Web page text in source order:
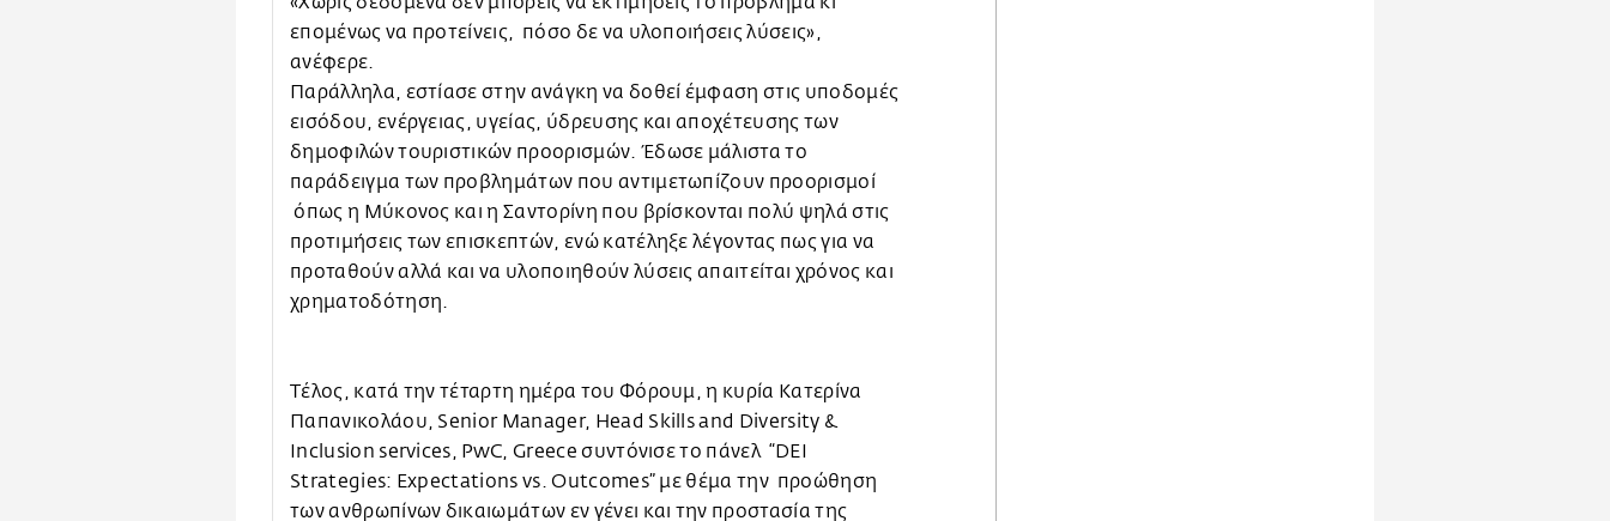
επομένως να προτείνεις, πόσο δε να υλοποιήσεις λύσεις»,
ανέφερε.
Παράλληλα, εστίασε στην ανάγκη να δοθεί έμφαση στις υποδομές
εισόδου, ενέργειας, υγείας, ύδρευσης και αποχέτευσης των
δημοφιλών τουριστικών προορισμών. Έδωσε μάλιστα το
παράδειγμα των προβλημάτων που αντιμετωπίζουν προορισμοί
όπως η Μύκονος και η Σαντορίνη που βρίσκονται πολύ ψηλά στις
προτιμήσεις των επισκεπτών, ενώ κατέληξε λέγοντας πως για να
προταθούν αλλά και να υλοποιηθούν λύσεις απαιτείται χρόνος και
χρηματοδότηση.
Τέλος, κατά την τέταρτη ημέρα του Φόρουμ, η κυρία Κατερίνα
Παπανικολάου, Senior Manager, Head Skills and Diversity &
Inclusion services, PwC, Greece συντόνισε το πάνελ “DEI
Strategies: Expectations vs. Outcomes” με θέμα την προώθηση
των ανθρωπίνων δικαιωμάτων εν γένει και την προστασία της